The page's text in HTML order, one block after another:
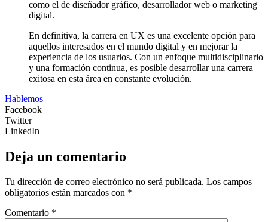
como el de diseñador gráfico, desarrollador web o marketing
digital.
En definitiva, la carrera en UX es una excelente opción para
aquellos interesados en el mundo digital y en mejorar la
experiencia de los usuarios. Con un enfoque multidisciplinario
y una formación continua, es posible desarrollar una carrera
exitosa en esta área en constante evolución.
Hablemos
Facebook
Twitter
LinkedIn
Deja un comentario
Tu dirección de correo electrónico no será publicada. Los campos
obligatorios están marcados con *
Comentario *